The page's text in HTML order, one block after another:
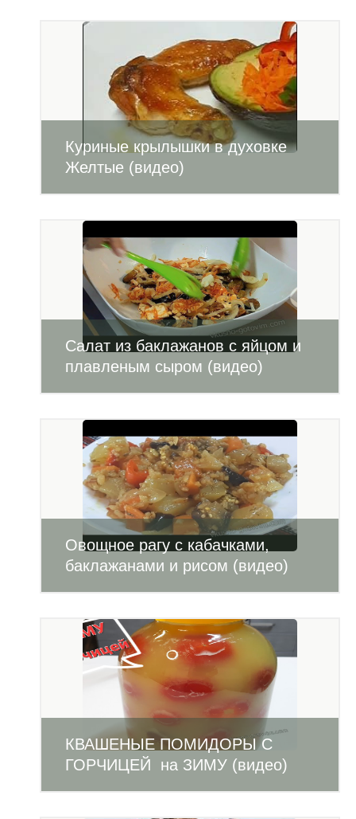
Куриные крылышки в духовке
Желтые (видео)
Салат из баклажанов с яйцом и
плавленым сыром (видео)
Овощное рагу с кабачками,
баклажанами и рисом (видео)
КВАШЕНЫЕ ПОМИДОРЫ С
ГОРЧИЦЕЙ на ЗИМУ (видео)